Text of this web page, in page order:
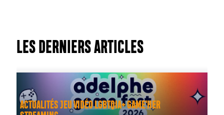
LES DERNIERS ARTICLES
ACTUALITÉS JEU VIDÉO LGBTQIA+ GAME'HER